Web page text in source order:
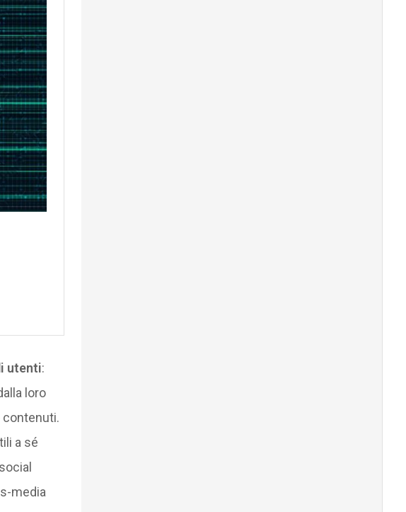
utenti:
loro
contenuti.
a sé
media